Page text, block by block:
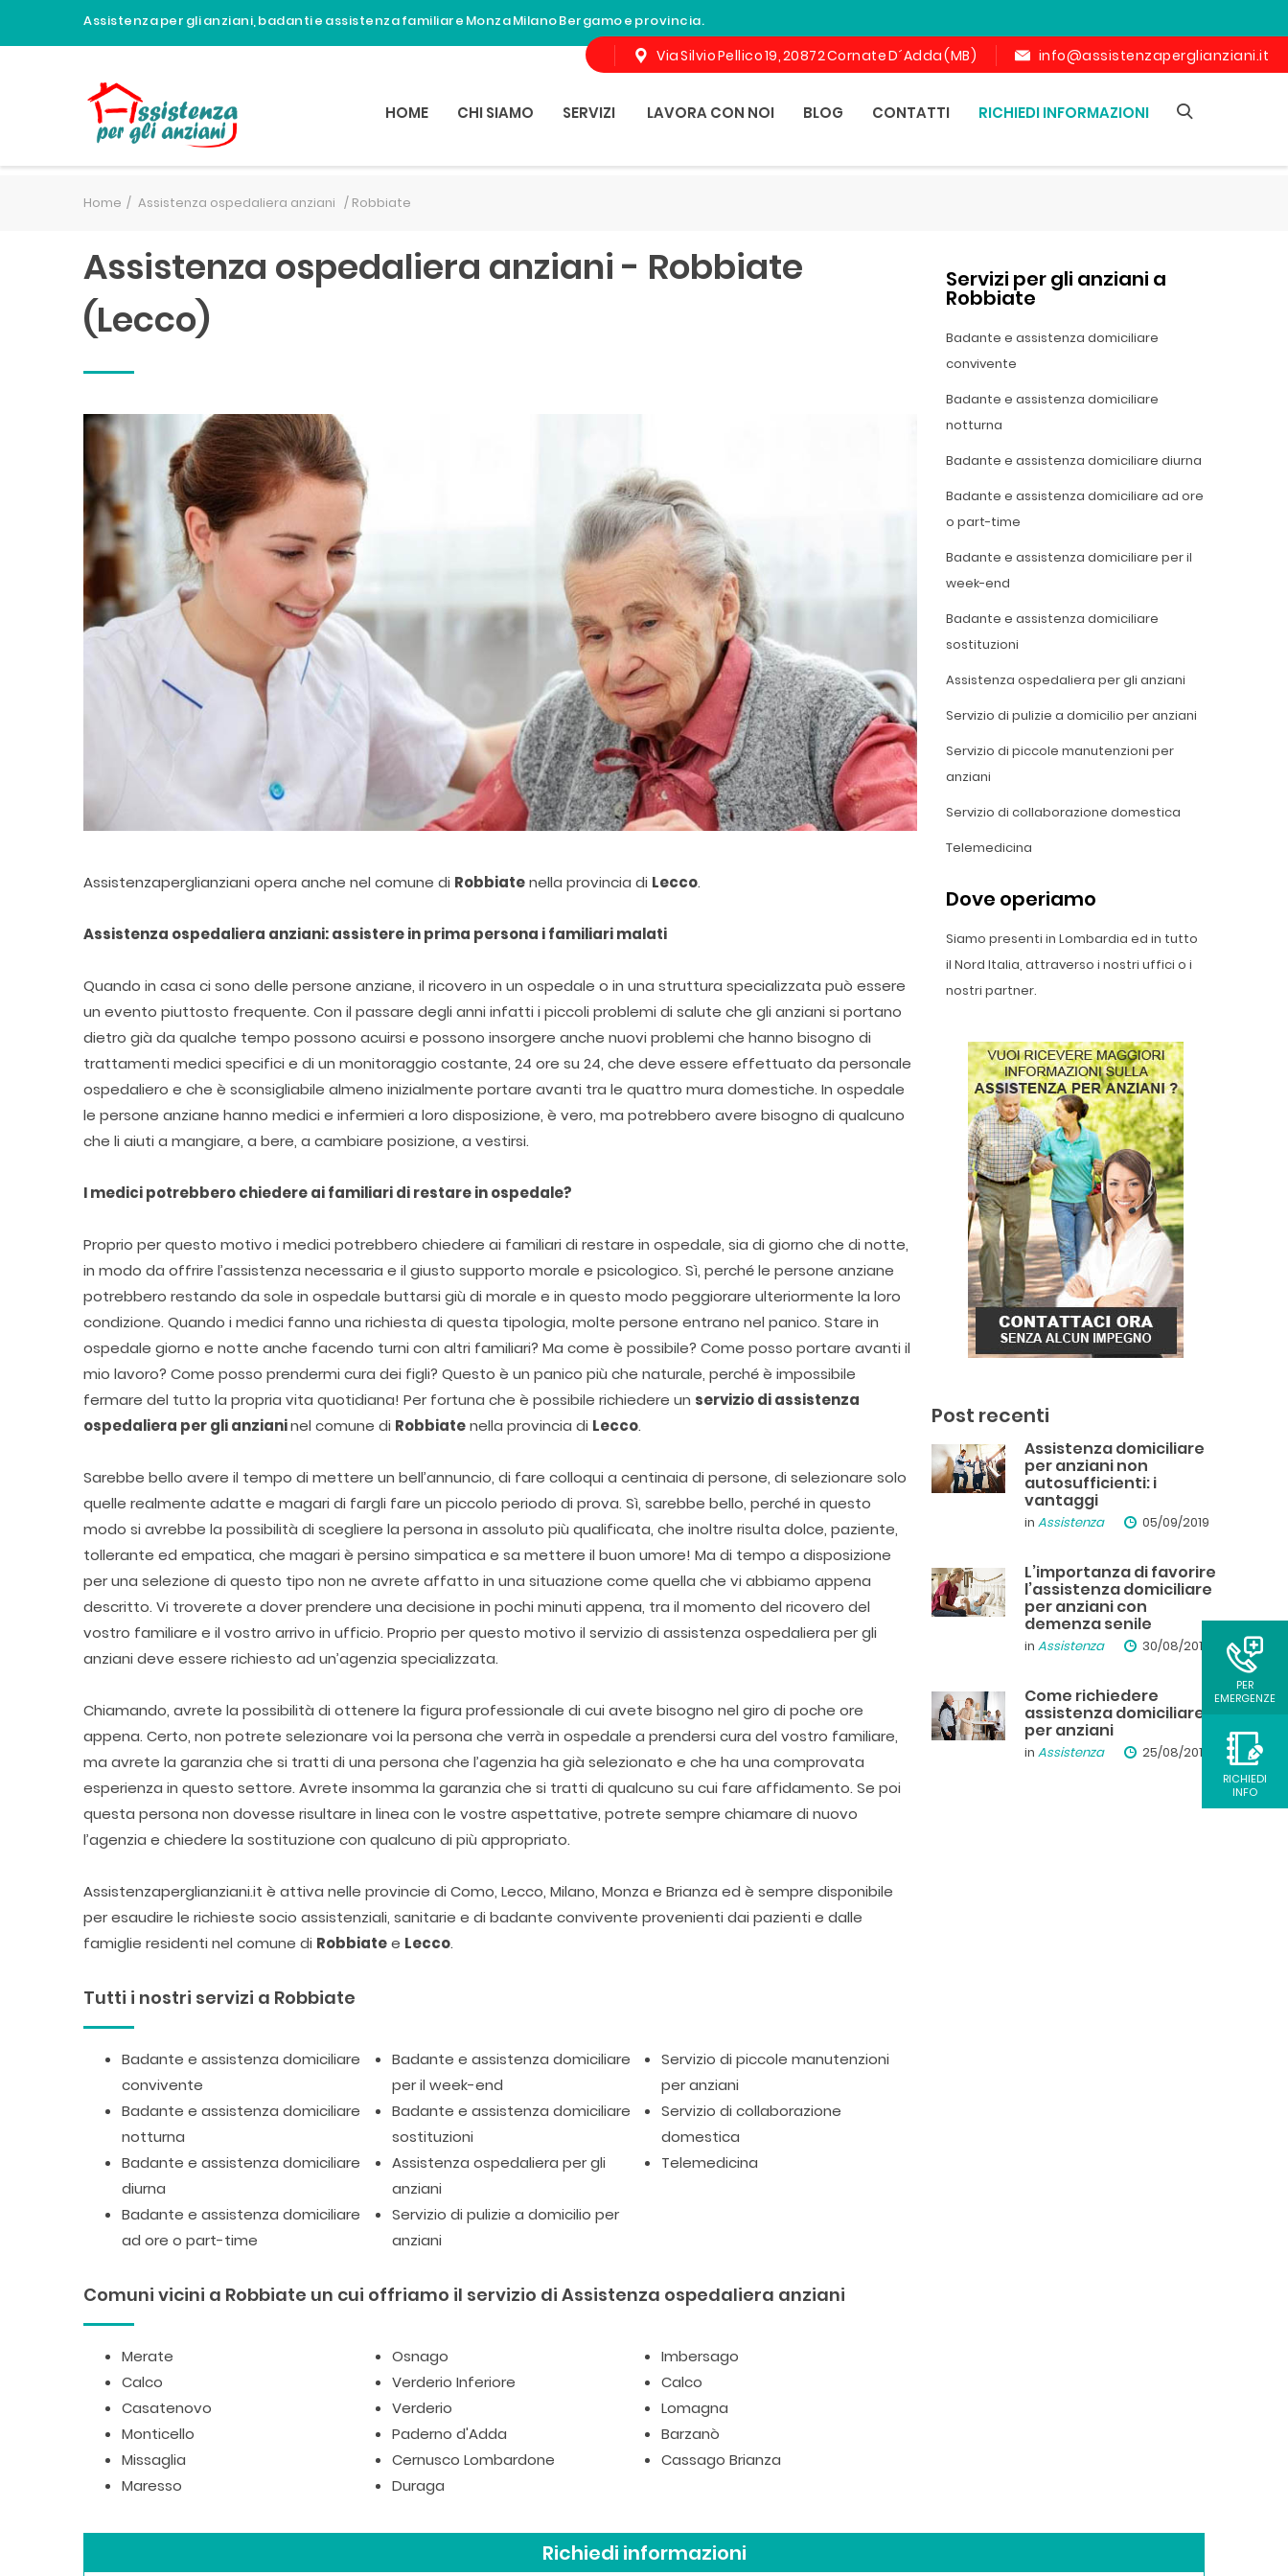
Assistenza per gli anziani, badanti e assistenza familiare Monza Milano Bergamo e provincia.
Via Silvio Pellico 19, 20872 Cornate D´Adda (MB) info@assistenzaperglianziani.it
HOME CHI SIAMO SERVIZI LAVORA CON NOI BLOG CONTATTI RICHIEDI INFORMAZIONI
PER
EMERGENZE
RICHIEDI
INFO
Home Assistenza ospedaliera anziani / Robbiate
Assistenza ospedaliera anziani - Robbiate
(Lecco)
Assistenzaperglianziani opera anche nel comune di Robbiatenella provincia di Lecco.
Assistenza ospedaliera anziani: assistere in prima persona i familiari malati
Quando in casa ci sono delle persone anziane, il ricovero in un ospedale o in una struttura specializzata può essere
un evento piuttosto frequente. Con il passare degli anni infatti i piccoli problemi di salute che gli anziani si portano
dietro già da qualche tempo possono acuirsi e possono insorgere anche nuovi problemi che hanno bisogno di
trattamenti medici specifici e di un monitoraggio costante, 24 ore su 24, che deve essere effettuato da personale
ospedaliero e che è sconsigliabile almeno inizialmente portare avanti tra le quattro mura domestiche. In ospedale
le persone anziane hanno medici e infermieri a loro disposizione, è vero, ma potrebbero avere bisogno di qualcuno
che li aiuti a mangiare, a bere, a cambiare posizione, a vestirsi.
I medici potrebbero chiedere ai familiari di restare in ospedale?
Proprio per questo motivo i medici potrebbero chiedere ai familiari di restare in ospedale, sia di giorno che di notte,
in modo da offrire l’assistenza necessaria e il giusto supporto morale e psicologico. Sì, perché le persone anziane
potrebbero restando da sole in ospedale buttarsi giù di morale e in questo modo peggiorare ulteriormente la loro
condizione. Quando i medici fanno una richiesta di questa tipologia, molte persone entrano nel panico. Stare in
ospedale giorno e notte anche facendo turni con altri familiari? Ma come è possibile? Come posso portare avanti il
mio lavoro? Come posso prendermi cura dei figli? Questo è un panico più che naturale, perché è impossibile
fermare del tutto la propria vita quotidiana! Per fortuna che è possibile richiedere un servizio di assistenza
ospedaliera per gli anzianinel comune di Robbiatenella provincia di Lecco.
Sarebbe bello avere il tempo di mettere un bell’annuncio, di fare colloqui a centinaia di persone, di selezionare solo
quelle realmente adatte e magari di fargli fare un piccolo periodo di prova. Sì, sarebbe bello, perché in questo
modo si avrebbe la possibilità di scegliere la persona in assoluto più qualificata, che inoltre risulta dolce, paziente,
tollerante ed empatica, che magari è persino simpatica e sa mettere il buon umore! Ma di tempo a disposizione
per una selezione di questo tipo non ne avrete affatto in una situazione come quella che vi abbiamo appena
descritto. Vi troverete a dover prendere una decisione in pochi minuti appena, tra il momento del ricovero del
vostro familiare e il vostro arrivo in ufficio. Proprio per questo motivo il servizio di assistenza ospedaliera per gli
anziani deve essere richiesto ad un’agenzia specializzata.
Chiamando, avrete la possibilità di ottenere la figura professionale di cui avete bisogno nel giro di poche ore
appena. Certo, non potrete selezionare voi la persona che verrà in ospedale a prendersi cura del vostro familiare,
ma avrete la garanzia che si tratti di una persona che l’agenzia ha già selezionato e che ha una comprovata
esperienza in questo settore. Avrete insomma la garanzia che si tratti di qualcuno su cui fare affidamento. Se poi
questa persona non dovesse risultare in linea con le vostre aspettative, potrete sempre chiamare di nuovo
l’agenzia e chiedere la sostituzione con qualcuno di più appropriato.
Assistenzaperglianziani.it è attiva nelle provincie di Como, Lecco, Milano, Monza e Brianza ed è sempre disponibile
per esaudire le richieste socio assistenziali, sanitarie e di badante convivente provenienti dai pazienti e dalle
famiglie residenti nel comune di Robbiatee Lecco.
Tutti i nostri servizi a Robbiate
Badante e assistenza domiciliare
convivente
Badante e assistenza domiciliare
notturna
Badante e assistenza domiciliare
diurna
Badante e assistenza domiciliare
ad ore o part-time
Badante e assistenza domiciliare
per il week-end
Badante e assistenza domiciliare
sostituzioni
Assistenza ospedaliera per gli
anziani
Servizio di pulizie a domicilio per
anziani
Servizio di piccole manutenzioni
per anziani
Servizio di collaborazione
domestica
Telemedicina
Comuni vicini a Robbiate un cui offriamo il servizio di Assistenza ospedaliera anziani
Merate
Calco
Casatenovo
Monticello
Missaglia
Maresso
Osnago
Verderio Inferiore
Verderio
Paderno d'Adda
Cernusco Lombardone
Duraga
Imbersago
Calco
Lomagna
Barzanò
Cassago Brianza
Servizi per gli anziani a
Robbiate
Badante e assistenza domiciliare
convivente
Badante e assistenza domiciliare
notturna
Badante e assistenza domiciliare diurna
Badante e assistenza domiciliare ad ore
o part-time
Badante e assistenza domiciliare per il
week-end
Badante e assistenza domiciliare
sostituzioni
Assistenza ospedaliera per gli anziani
Servizio di pulizie a domicilio per anziani
Servizio di piccole manutenzioni per
anziani
Servizio di collaborazione domestica
Telemedicina
Dove operiamo
Siamo presenti in Lombardia ed in tutto
il Nord Italia, attraverso i nostri uffici o i
nostri partner.
Post recenti
Assistenza domiciliare
per anziani non
autosufficienti: i
vantaggi
in Assistenza 05/09/2019
L’importanza di favorire
l’assistenza domiciliare
per anziani con
demenza senile
in Assistenza 30/08/2019
Come richiedere
assistenza domiciliare
per anziani
in Assistenza 25/08/2019
Richiedi informazioni